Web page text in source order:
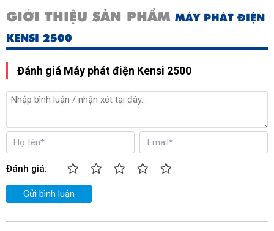
Dung tích bình nhiên liệu (L) 10
Trọng lượng (kg) 43
Kích thước (mm) 590x455x495
GIỚI THIỆU SẢN PHẨM MÁY PHÁT ĐIỆN
KENSI 2500
Đánh giá Máy phát điện Kensi 2500
Đánh giá:
Gửi bình luận